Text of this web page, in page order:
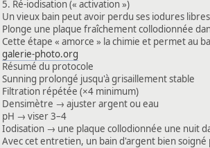
5. Ré-iodisation (« activation »)
Un vieux bain peut avoir perdu ses iodures
Plonge une plaque fraîchement collodionnée
Cette étape « amorce » la chimie et permet au
galerie-photo.org
Résumé du protocole
Sunning prolongé jusqu'à grisaillement stable
Filtration répétée (×4 minimum)
Densimètre → ajuster argent ou eau
pH → viser 3–4
Iodisation → une plaque collodionnée une nuit
Avec cet entretien, un bain d'argent bien